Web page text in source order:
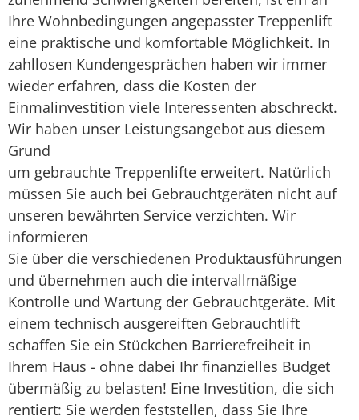
Ihre Wohnbedingungen angepasster Treppenlift
eine praktische und komfortable Möglichkeit. In
zahllosen Kundengesprächen haben wir immer
wieder erfahren, dass die Kosten der
Einmalinvestition viele Interessenten abschreckt.
Wir haben unser Leistungsangebot aus diesem
Grund
um gebrauchte Treppenlifte erweitert. Natürlich
müssen Sie auch bei Gebrauchtgeräten nicht auf
unseren bewährten Service verzichten. Wir
informieren
Sie über die verschiedenen Produktausführungen
und übernehmen auch die intervallmäßige
Kontrolle und Wartung der Gebrauchtgeräte. Mit
einem technisch ausgereiften Gebrauchtlift
schaffen Sie ein Stückchen Barrierefreiheit in
Ihrem Haus - ohne dabei Ihr finanzielles Budget
übermäßig zu belasten! Eine Investition, die sich
rentiert: Sie werden feststellen, dass Sie Ihre